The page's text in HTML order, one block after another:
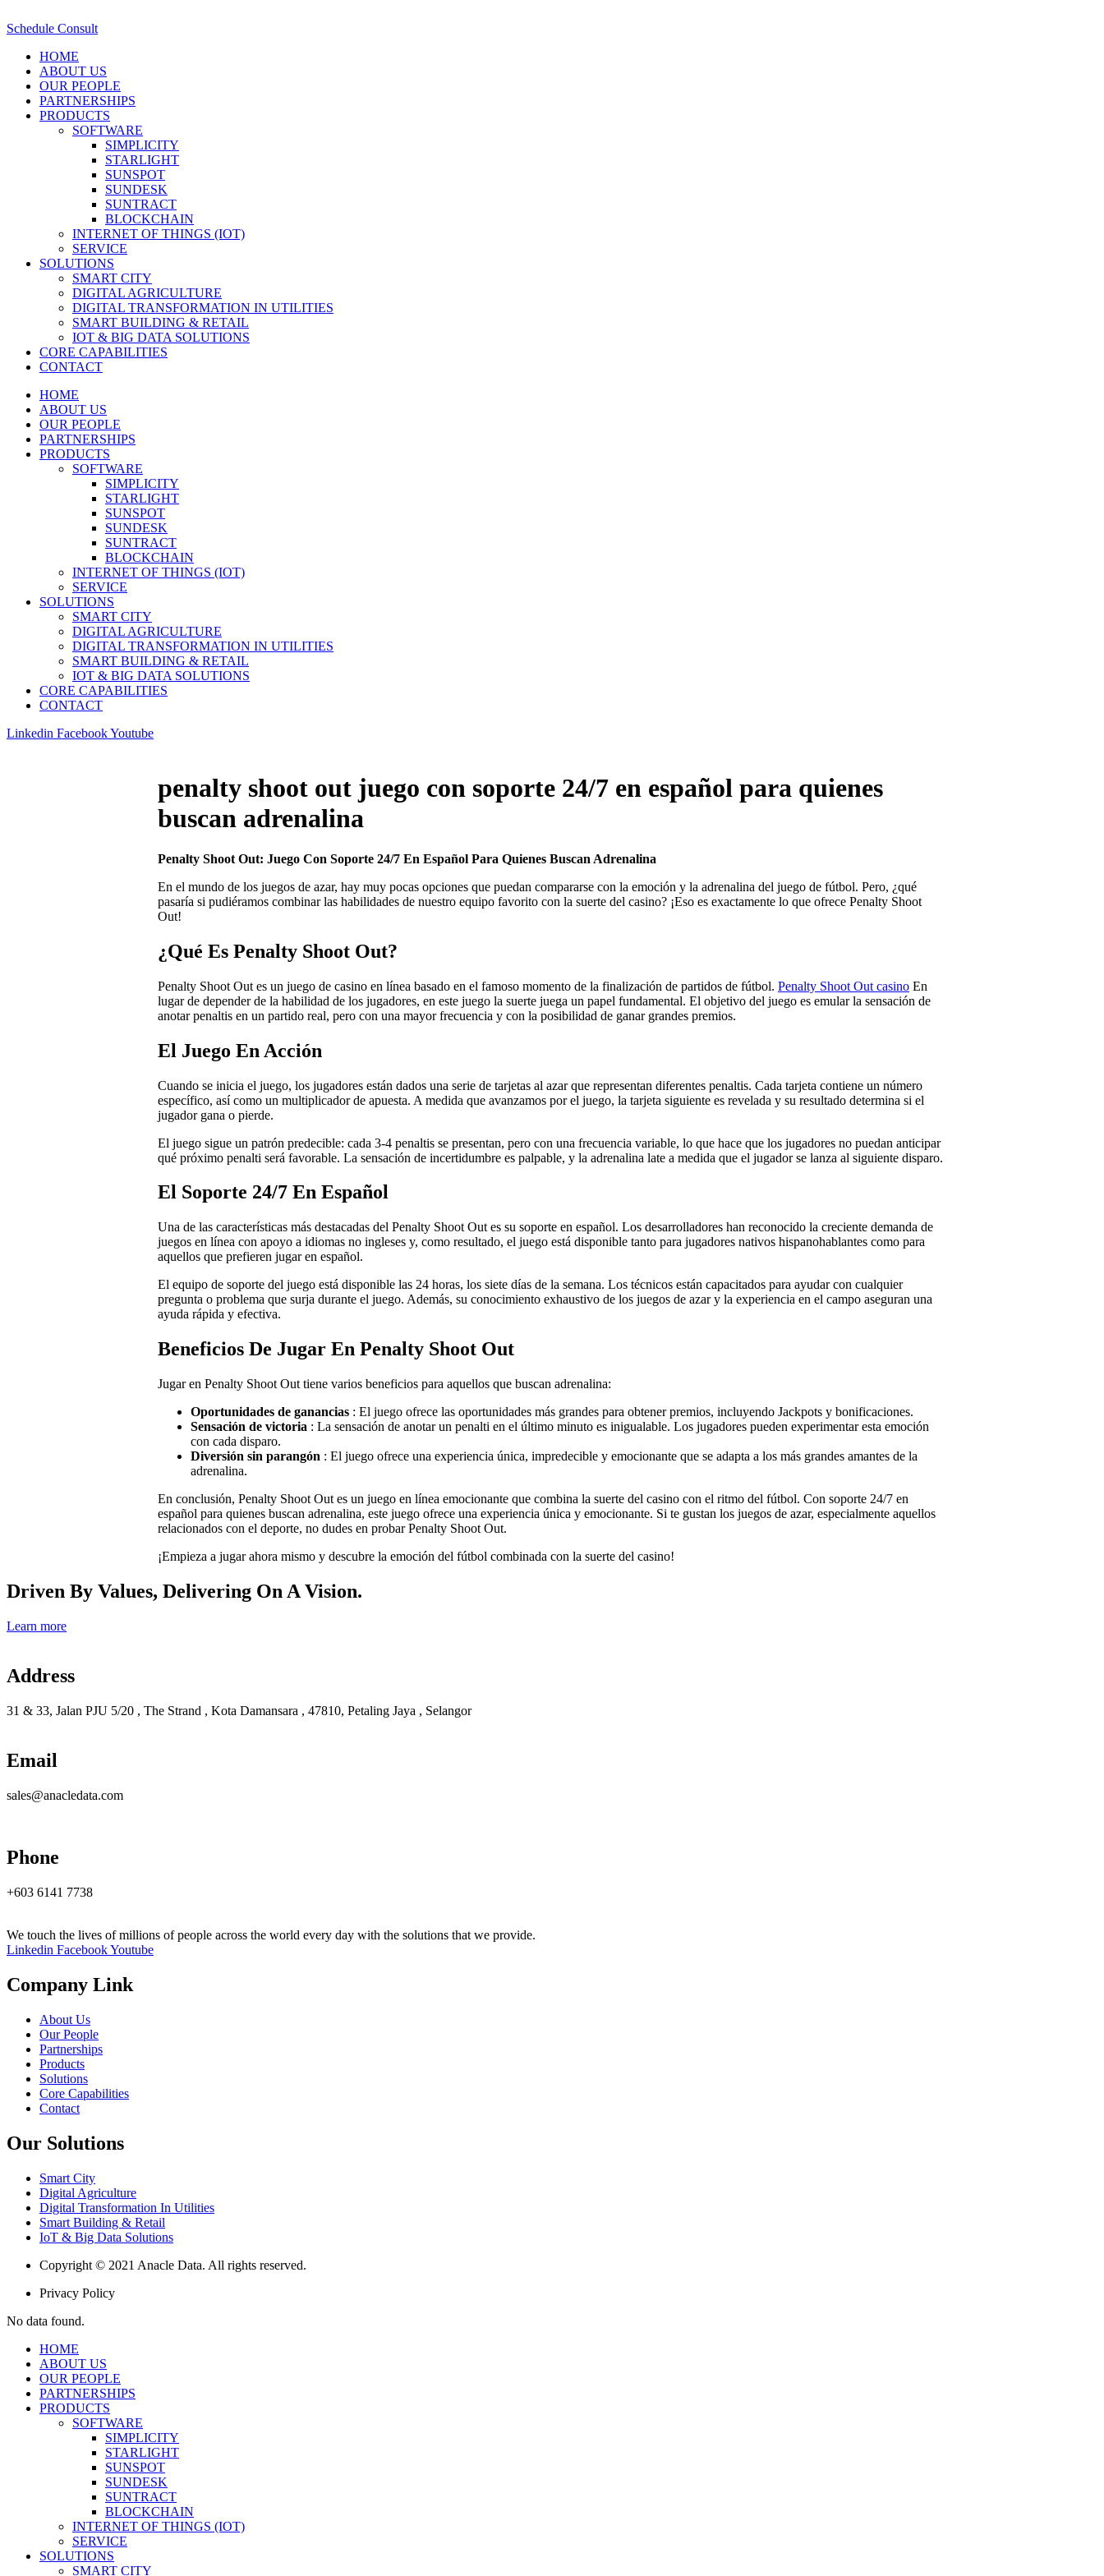
Schedule Consult
HOME
ABOUT US
OUR PEOPLE
PARTNERSHIPS
PRODUCTS
SOFTWARE
SIMPLICITY
STARLIGHT
SUNSPOT
SUNDESK
SUNTRACT
BLOCKCHAIN
INTERNET OF THINGS (IOT)
SERVICE
SOLUTIONS
SMART CITY
DIGITAL AGRICULTURE
DIGITAL TRANSFORMATION IN UTILITIES
SMART BUILDING & RETAIL
IOT & BIG DATA SOLUTIONS
CORE CAPABILITIES
CONTACT
HOME
ABOUT US
OUR PEOPLE
PARTNERSHIPS
PRODUCTS
SOFTWARE
SIMPLICITY
STARLIGHT
SUNSPOT
SUNDESK
SUNTRACT
BLOCKCHAIN
INTERNET OF THINGS (IOT)
SERVICE
SOLUTIONS
SMART CITY
DIGITAL AGRICULTURE
DIGITAL TRANSFORMATION IN UTILITIES
SMART BUILDING & RETAIL
IOT & BIG DATA SOLUTIONS
CORE CAPABILITIES
CONTACT
Linkedin FacebookYoutube
penalty shoot out juego con soporte 24/7 en español para quienes
buscan adrenalina
Penalty Shoot Out: Juego Con Soporte 24/7 En Español Para Quienes Buscan Adrenalina
En el mundo de los juegos de azar, hay muy pocas opciones que puedan compararse con la emoción y la adrenalina del juego de fútbol. Pero, ¿qué
pasaría si pudiéramos combinar las habilidades de nuestro equipo favorito con la suerte del casino? ¡Eso es exactamente lo que ofrece Penalty Shoot
Out!
¿Qué Es Penalty Shoot Out?
Penalty Shoot Out es un juego de casino en línea basado en el famoso momento de la finalización de partidos de fútbol. Penalty Shoot Out casino En
lugar de depender de la habilidad de los jugadores, en este juego la suerte juega un papel fundamental. El objetivo del juego es emular la sensación de
anotar penaltis en un partido real, pero con una mayor frecuencia y con la posibilidad de ganar grandes premios.
El Juego En Acción
Cuando se inicia el juego, los jugadores están dados una serie de tarjetas al azar que representan diferentes penaltis. Cada tarjeta contiene un número
específico, así como un multiplicador de apuesta. A medida que avanzamos por el juego, la tarjeta siguiente es revelada y su resultado determina si el
jugador gana o pierde.
El juego sigue un patrón predecible: cada 3-4 penaltis se presentan, pero con una frecuencia variable, lo que hace que los jugadores no puedan anticipar
qué próximo penalti será favorable. La sensación de incertidumbre es palpable, y la adrenalina late a medida que el jugador se lanza al siguiente disparo.
El Soporte 24/7 En Español
Una de las características más destacadas del Penalty Shoot Out es su soporte en español. Los desarrolladores han reconocido la creciente demanda de
juegos en línea con apoyo a idiomas no ingleses y, como resultado, el juego está disponible tanto para jugadores nativos hispanohablantes como para
aquellos que prefieren jugar en español.
El equipo de soporte del juego está disponible las 24 horas, los siete días de la semana. Los técnicos están capacitados para ayudar con cualquier
pregunta o problema que surja durante el juego. Además, su conocimiento exhaustivo de los juegos de azar y la experiencia en el campo aseguran una
ayuda rápida y efectiva.
Beneficios De Jugar En Penalty Shoot Out
Jugar en Penalty Shoot Out tiene varios beneficios para aquellos que buscan adrenalina:
Oportunidades de ganancias : El juego ofrece las oportunidades más grandes para obtener premios, incluyendo Jackpots y bonificaciones.
Sensación de victoria : La sensación de anotar un penalti en el último minuto es inigualable. Los jugadores pueden experimentar esta emoción
con cada disparo.
Diversión sin parangón : El juego ofrece una experiencia única, impredecible y emocionante que se adapta a los más grandes amantes de la
adrenalina.
En conclusión, Penalty Shoot Out es un juego en línea emocionante que combina la suerte del casino con el ritmo del fútbol. Con soporte 24/7 en
español para quienes buscan adrenalina, este juego ofrece una experiencia única y emocionante. Si te gustan los juegos de azar, especialmente aquellos
relacionados con el deporte, no dudes en probar Penalty Shoot Out.
¡Empieza a jugar ahora mismo y descubre la emoción del fútbol combinada con la suerte del casino!
Driven By Values, Delivering On A Vision.
Learn more
Address
31 & 33, Jalan PJU 5/20 , The Strand , Kota Damansara , 47810, Petaling Jaya , Selangor
Email
sales@anacledata.com
Phone
+603 6141 7738
We touch the lives of millions of people across the world every day with the solutions that we provide.
Linkedin FacebookYoutube
Company Link
About Us
Our People
Partnerships
Products
Solutions
Core Capabilities
Contact
Our Solutions
Smart City
Digital Agriculture
Digital Transformation In Utilities
Smart Building & Retail
IoT & Big Data Solutions
Copyright © 2021 Anacle Data. All rights reserved.
Privacy Policy
No data found.
HOME
ABOUT US
OUR PEOPLE
PARTNERSHIPS
PRODUCTS
SOFTWARE
SIMPLICITY
STARLIGHT
SUNSPOT
SUNDESK
SUNTRACT
BLOCKCHAIN
INTERNET OF THINGS (IOT)
SERVICE
SOLUTIONS
SMART CITY